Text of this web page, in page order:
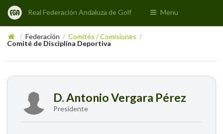
Real Federación Andaluza de Golf Menu
/ Federación / Comités / Comisiones /
Comité de Disciplina Deportiva
D. Antonio Vergara Pérez
Presidente